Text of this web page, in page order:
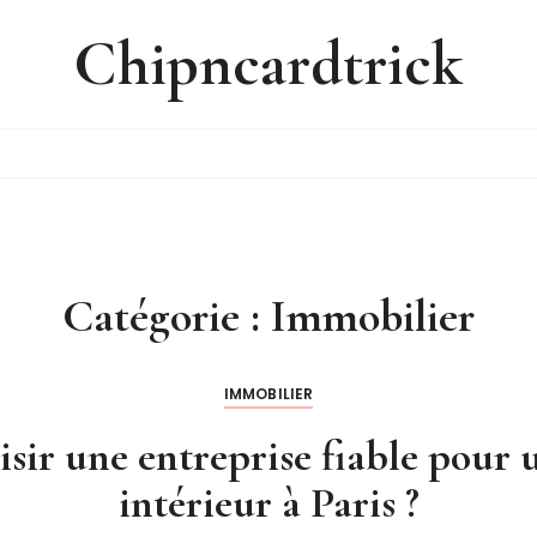
Chipncardtrick
Catégorie : Immobilier
IMMOBILIER
une entreprise fiable pour
intérieur à Paris ?